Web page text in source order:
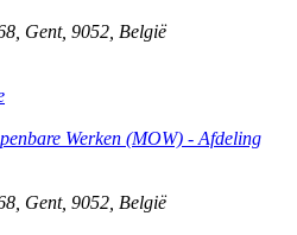
Gent, 9052 België
Werken (MOW) - Afdeling
Gent, 9052 België